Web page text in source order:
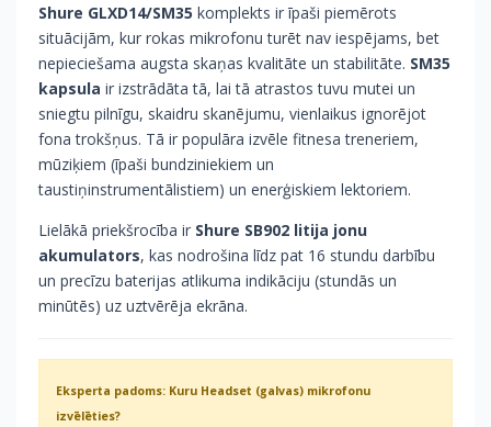
Shure GLXD14/SM35 komplekts ir īpaši piemērots
situācijām, kur rokas mikrofonu turēt nav iespējams, bet
nepieciešama augsta skaņas kvalitāte un stabilitāte. SM35
kapsula ir izstrādāta tā, lai tā atrastos tuvu mutei un
sniegtu pilnīgu, skaidru skanējumu, vienlaikus ignorējot
fona trokšņus. Tā ir populāra izvēle fitnesa treneriem,
mūziķiem (īpaši bundziniekiem un
taustiņinstrumentālistiem) un enerģiskiem lektoriem.
Lielākā priekšrocība ir Shure SB902 litija jonu
akumulators, kas nodrošina līdz pat 16 stundu darbību
un precīzu baterijas atlikuma indikāciju (stundās un
minūtēs) uz uztvērēja ekrāna.
Eksperta padoms: Kuru Headset (galvas) mikrofonu
izvēlēties?